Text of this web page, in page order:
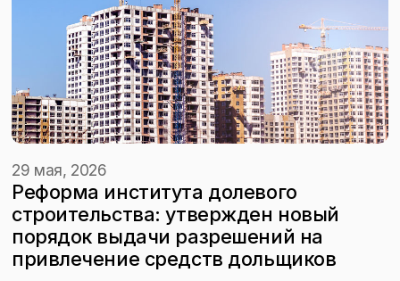
29 мая, 2026
Реформа института долевого
строительства: утвержден новый
порядок выдачи разрешений на
привлечение средств дольщиков